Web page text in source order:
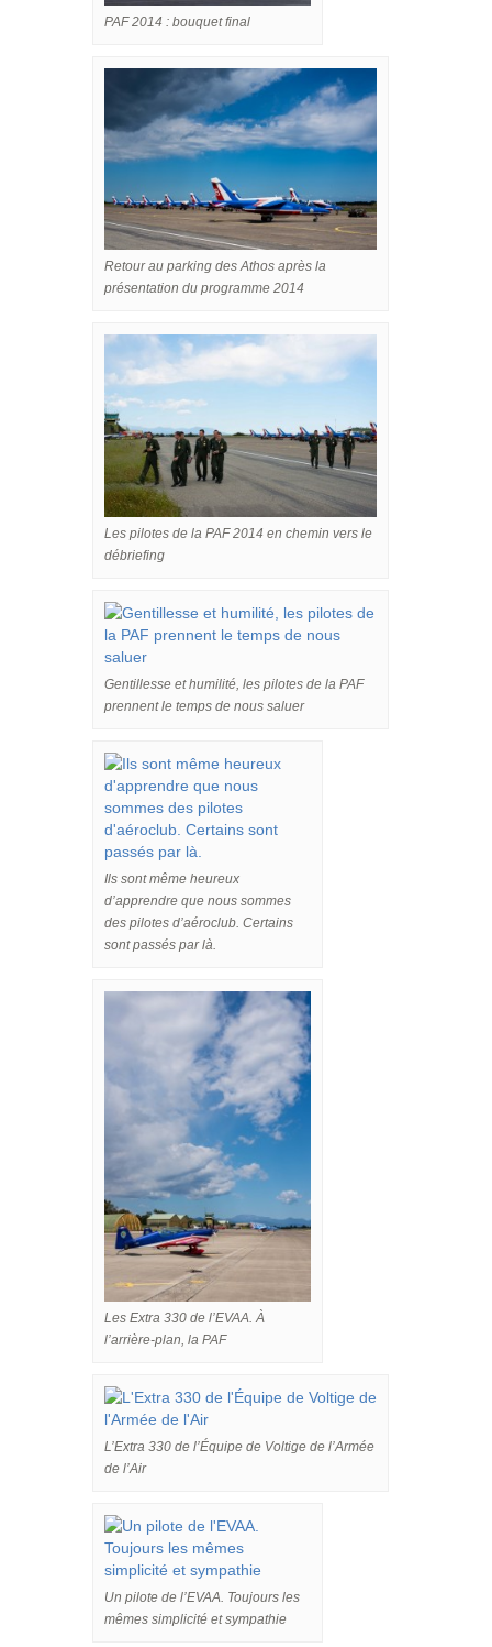
PAF 2014 : bouquet final
Retour au parking des Athos après la
présentation du programme 2014
Les pilotes de la PAF 2014 en chemin vers le
débriefing
Gentillesse et humilité, les pilotes de la PAF
prennent le temps de nous saluer
Ils sont même heureux
d’apprendre que nous sommes
des pilotes d’aéroclub. Certains
sont passés par là.
Les Extra 330 de l’EVAA. À
l’arrière-plan, la PAF
L’Extra 330 de l’Équipe de Voltige de l’Armée
de l’Air
Un pilote de l’EVAA. Toujours les
mêmes simplicité et sympathie